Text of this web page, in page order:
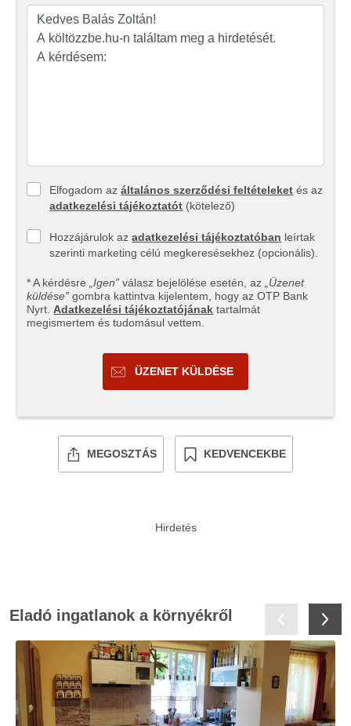
Elfogadom azáltalános szerződési feltételeket és az
adatkezelési tájékoztatót (kötelező)
Hozzájárulok azadatkezelési tájékoztatóban leírtak
szerinti marketing célú megkeresésekhez (opcionális).
* A kérdésre „Igen” válasz bejelölése esetén, az
„Üzenet
küldése” gombra kattintva kijelentem, hogy az OTP Bank
Nyrt. Adatkezelési tájékoztatójának tartalmát
megismertem és tudomásul vettem.
ÜZENET KÜLDÉSE
MEGOSZTÁS KEDVENCEKBE
Eladó ingatlanok a környékről